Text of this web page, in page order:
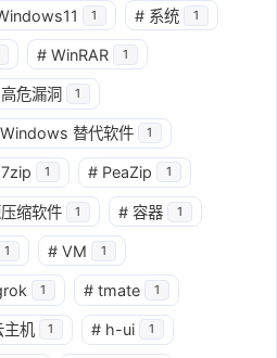
1 # 系统 1
# WinRAR 1
高危漏洞 1
Windows 替代软件 1
7zip 1 # PeaZip 1
缩软件 1 # 容器 1
1 # VM 1
1 # tmate 1
主机 1 # h-ui 1